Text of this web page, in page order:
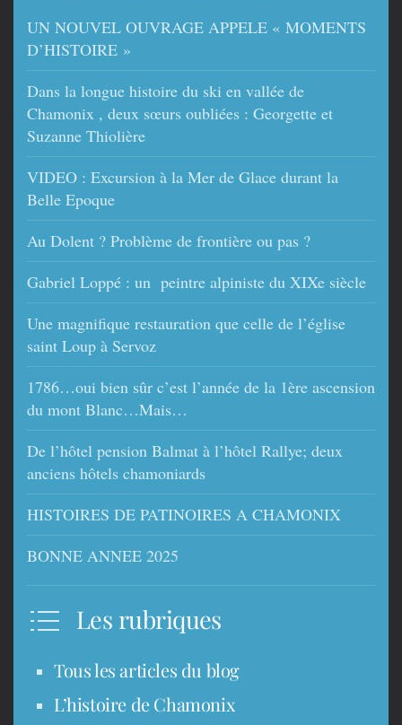
UN NOUVEL OUVRAGE APPELE « MOMENTS
D’HISTOIRE »
Dans la longue histoire du ski en vallée de
Chamonix , deux sœurs oubliées : Georgette et
Suzanne Thiolière
VIDEO : Excursion à la Mer de Glace durant la
Belle Epoque
Au Dolent ? Problème de frontière ou pas ?
Gabriel Loppé : un peintre alpiniste du XIXe siècle
Une magnifique restauration que celle de l’église
saint Loup à Servoz
1786…oui bien sûr c’est l’année de la 1ère ascension
du mont Blanc…Mais…
De l’hôtel pension Balmat à l’hôtel Rallye; deux
anciens hôtels chamoniards
HISTOIRES DE PATINOIRES A CHAMONIX
BONNE ANNEE 2025
Les rubriques
Tous les articles du blog
L’histoire de Chamonix